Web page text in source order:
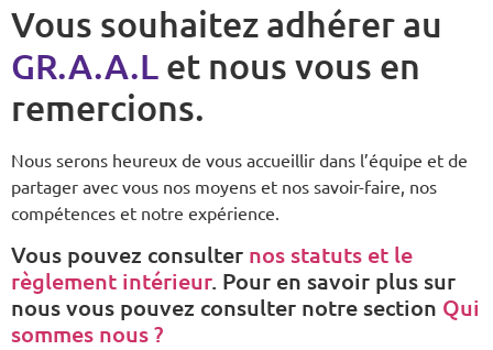
Vous souhaitez adhérer au
GR.A.A.L et nous vous en
remercions.
Nous serons heureux de vous accueillir dans l’équipe et de
partager avec vous nos moyens et nos savoir-faire, nos
compétences et notre expérience.
Vous pouvez consulter nos statuts et le
règlement intérieur. Pour en savoir plus sur
nous vous pouvez consulter notre section Qui
sommes nous ?